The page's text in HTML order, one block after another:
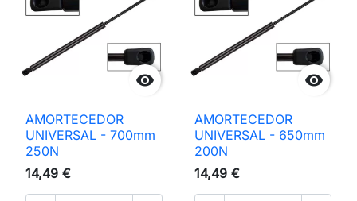

AMORTECEDOR
UNIVERSAL - 700mm
250N
14,49 €

AMORTECEDOR
UNIVERSAL - 650mm
200N
14,49 €